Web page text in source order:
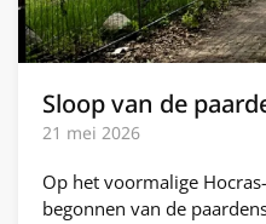
Sloop van de
21 mei 2026
Op het voormalige
begonnen van de